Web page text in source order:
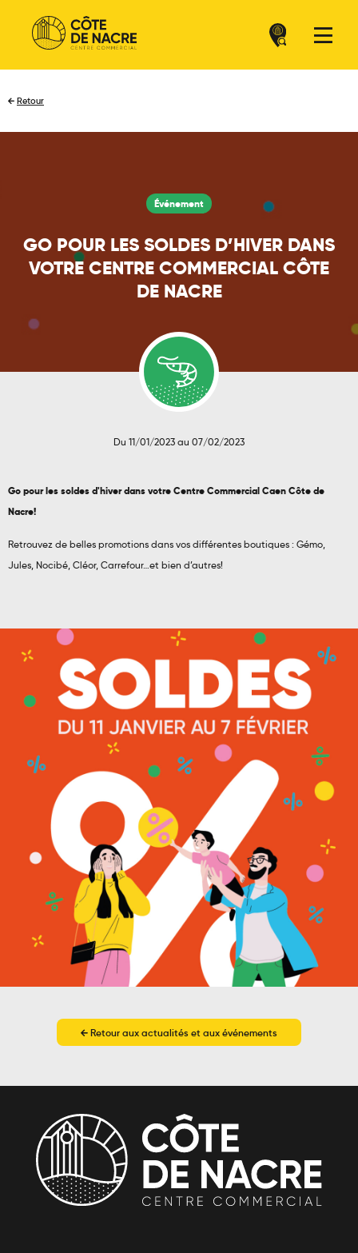
Retour
Événement
GO POUR LES SOLDES D’HIVER DANS
VOTRE CENTRE COMMERCIAL CÔTE
DE NACRE
Du 11/01/2023 au 07/02/2023
Go pour les soldes d'hiver dans votre Centre Commercial Caen Côte de
Nacre!
Retrouvez de belles promotions dans vos différentes boutiques : Gémo,
Jules, Nocibé, Cléor, Carrefour…et bien d’autres!
Retour aux actualités et aux événements